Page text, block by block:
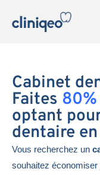
Cabinet
Faites
optant
dentaire
Vous recherchez un
souhaitez économiser